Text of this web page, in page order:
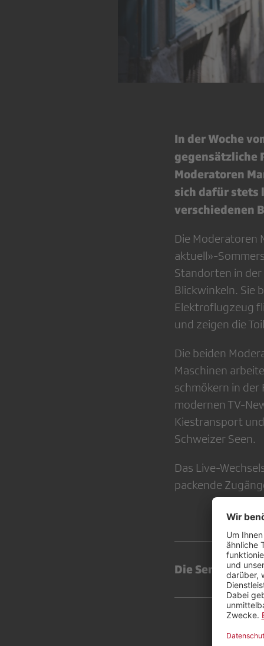
In der Woche
gegensätzliche
Moderatoren
sich dafür stets
verschiedenen
Die Moderatoren
aktuell»-
Standorten in der
Blickwinkeln. Sie
Elektroflugzeug
und zeigen die
Die beiden
Maschinen
schmökern in der
modernen TV-
Kiestransport
Schweizer Seen.
Das Live-
packende
Die Sendungen